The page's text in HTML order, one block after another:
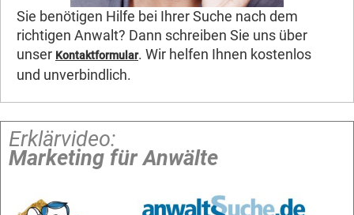
Sie benötigen Hilfe bei Ihrer Suche nach dem
richtigen Anwalt? Dann schreiben Sie uns über
unser Kontaktformular. Wir helfen Ihnen kostenlos
und unverbindlich.
Erklärvideo:
Marketing für Anwälte